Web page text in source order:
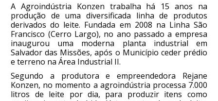
A Agroindústria Konzen trabalha há 15 anos na
produção de uma diversificada linha de produtos
derivados do leite. Fundada em 2008 na Linha São
Francisco (Cerro Largo), no ano passado a empresa
inaugurou uma moderna planta industrial em
Salvador das Missões, após o Município ceder prédio
e terreno na Área Industrial II.
Segundo a produtora e empreendedora Rejane
Konzen, no momento a agroindústria processa 7.000
litros de leite por dia, para produzir itens como